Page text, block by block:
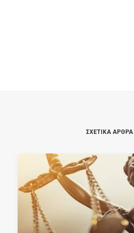
ΣΧΕΤΙΚΑ ΑΡΘΡΑ